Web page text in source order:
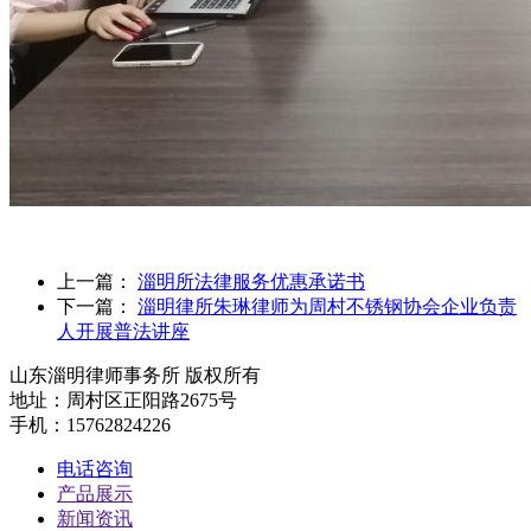
上一篇：
淄明所法律服务优惠承诺书
下一篇：
淄明律所朱琳律师为周村不锈钢协会企业负责
人开展普法讲座
山东淄明律师事务所 版权所有
地址：周村区正阳路2675号
手机：15762824226
电话咨询
产品展示
新闻资讯